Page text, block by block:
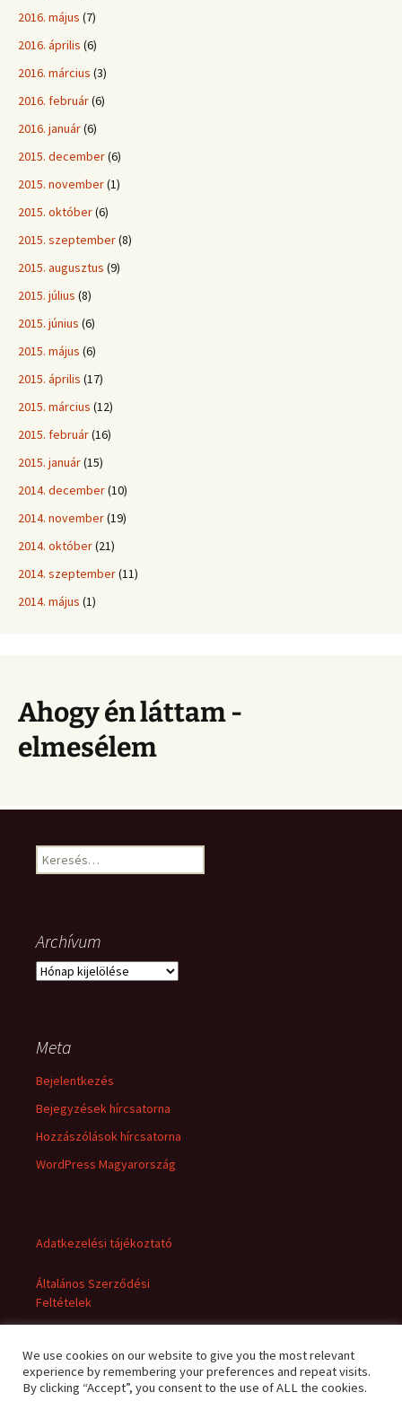
2016. május (7)
2016. április (6)
2016. március (3)
2016. február(6)
2016. január(6)
2015. december(6)
2015. november(1)
2015. október(6)
2015. szeptember(8)
2015. augusztus (9)
2015. július (8)
2015. június (6)
2015. május (6)
2015. április (17)
2015. március (12)
2015. február(16)
2015. január(15)
2014. december(10)
2014. november(19)
2014. október(21)
2014. szeptember(11)
2014. május (1)
Ahogy én láttam -
elmesélem
Keresés:
Archívum
Archívum
Meta
Bejelentkezés
Bejegyzések hírcsatorna
Hozzászólások hírcsatorna
WordPress Magyarország
Adatkezelési tájékoztató
Általános Szerződési
Feltételek
We use cookies on our website to give you the most relevant
experience by remembering your preferences and repeat visits.
By clicking “Accept”, you consent to the use of ALL the cookies.